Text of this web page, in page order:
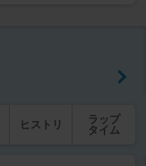
ヒストリ
ラップ
タイム